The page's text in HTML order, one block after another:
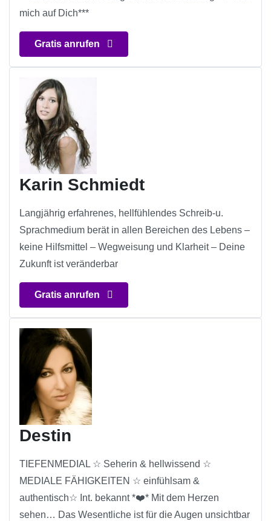
mich auf Dich***
Gratis anrufen
Karin Schmiedt
Langjährig erfahrenes, hellfühlendes Schreib-u.
Sprachmedium berät in allen Bereichen des Lebens –
keine Hilfsmittel – Wegweisung und Klarheit – Deine
Zukunft ist veränderbar
Gratis anrufen
Destin
TIEFENMEDIAL ☆ Seherin & hellwissend ☆
MEDIALE FÄHIGKEITEN ☆ einfühlsam &
authentisch☆ Int. bekannt *❤️* Mit dem Herzen
sehen… Das Wesentliche ist für die Augen unsichtbar